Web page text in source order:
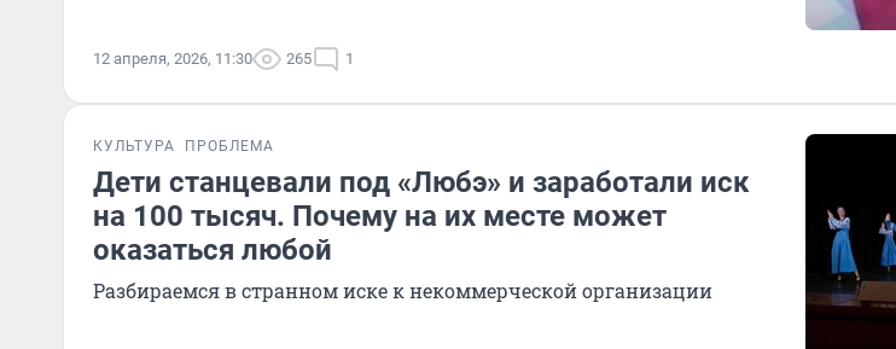
12 апреля, 2026, 11:30 265 1
КУЛЬТУРА ПРОБЛЕМА
Дети станцевали под «Любэ» и заработали иск
на 100 тысяч. Почему на их месте может
оказаться любой
Разбираемся в странном иске к некоммерческой организации